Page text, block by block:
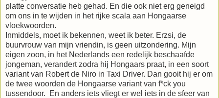
platte conversatie heb gehad. En die ook niet erg geneigd
om ons in te wijden in het rijke scala aan Hongaarse
vloekwoorden.
Inmiddels, moet ik bekennen, weet ik beter. Erzsi, de
buurvrouw van mijn vriendin, is geen uitzondering. Mijn
eigen zoon, in het Nederlands een redelijk beschaafde
jongeman, verandert zodra hij Hongaars praat, in een soort
variant van Robert de Niro in Taxi Driver. Dan gooit hij er om
de twee woorden de Hongaarse variant van f*ck you
tussendoor. En anders iets vliegt er wel iets in de sfeer van